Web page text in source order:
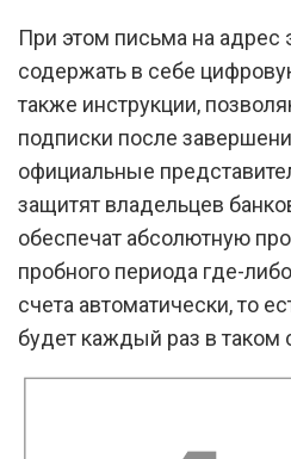
При этом письма на адрес
содержать в себе
также инструкции,
подписки после
официальные
защитят владельцев
обеспечат абсолютную
пробного периода где-
счета автоматически, то
будет каждый раз в таком